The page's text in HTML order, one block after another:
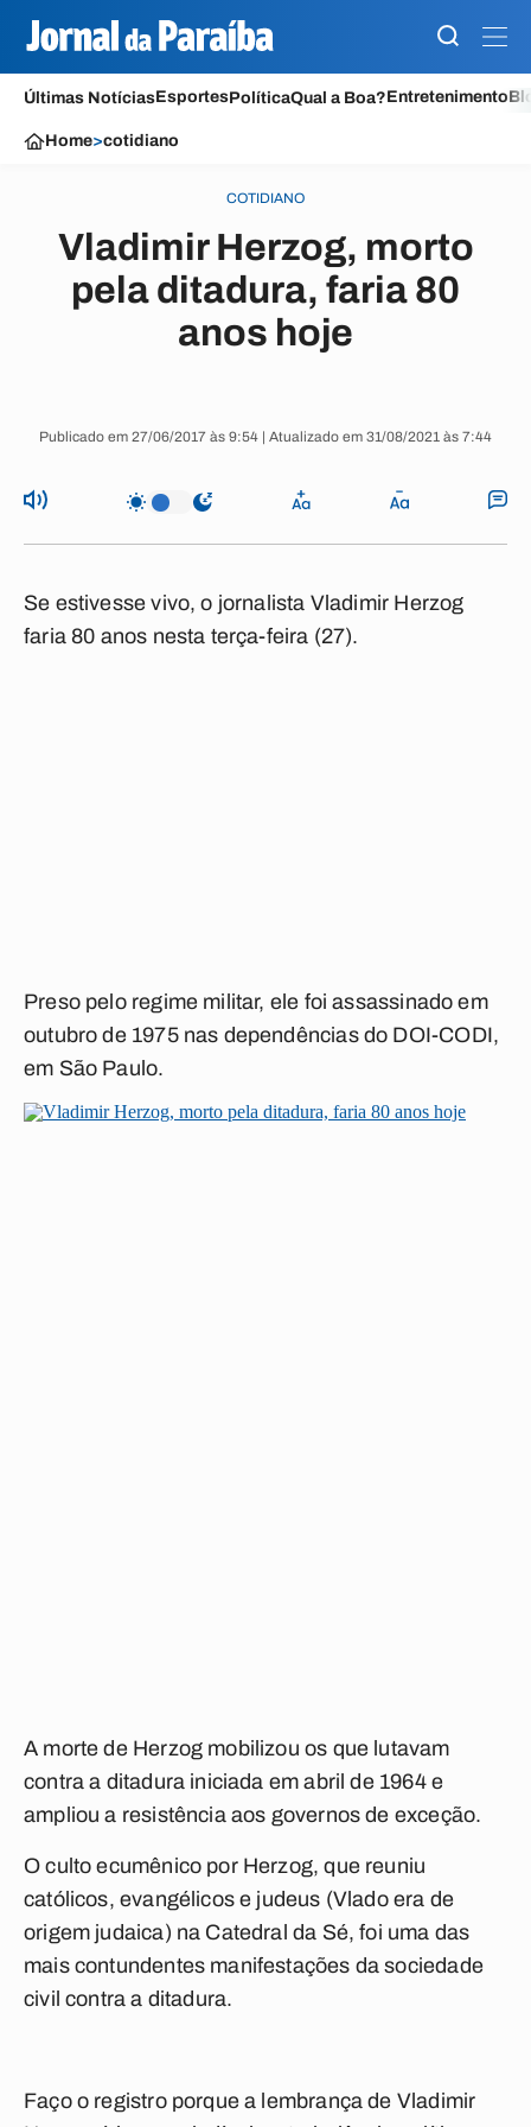
Últimas NotíciasEsportesPolíticaQual a Boa?Entretenimento
Home>cotidiano
COTIDIANO
Vladimir Herzog, morto
pela ditadura, faria 80
anos hoje
Publicado em 27/06/2017 às 9:54 | Atualizado em 31/08/2021 às 7:44
Se estivesse vivo, o jornalista Vladimir Herzog
faria 80 anos nesta terça-feira (27).
Preso pelo regime militar, ele foi assassinado em
outubro de 1975 nas dependências do DOI-CODI,
em São Paulo.
A morte de Herzog mobilizou os que lutavam
contra a ditadura iniciada em abril de 1964 e
ampliou a resistência aos governos de exceção.
O culto ecumênico por Herzog, que reuniu
católicos, evangélicos e judeus (Vlado era de
origem judaica) na Catedral da Sé, foi uma das
mais contundentes manifestações da sociedade
civil contra a ditadura.
Faço o registro porque a lembrança de Vladimir